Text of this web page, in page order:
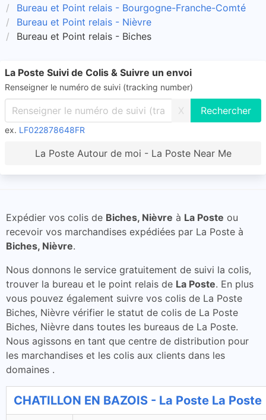
Bureau et Point relais - Bourgogne-Franche-Comté
Bureau et Point relais - Nièvre
Bureau et Point relais - Biches
La Poste Suivi de Colis & Suivre un envoi
Renseigner le numéro de suivi (tracking number)
X
ex. LF022878648FR
La Poste Autour de moi - La Poste Near Me
Expédier vos colis de Biches, Nièvre à La Poste ou
recevoir vos marchandises expédiées par La Poste à
Biches, Nièvre.
Nous donnons le service gratuitement de suivi la colis,
trouver la bureau et le point relais de La Poste. En plus
vous pouvez également suivre vos colis de La Poste
Biches, Nièvre vérifier le statut de colis de La Poste
Biches, Nièvre dans toutes les bureaus de La Poste.
Nous agissons en tant que centre de distribution pour
les marchandises et les colis aux clients dans les
domaines .
CHATILLON EN BAZOIS - La Poste La Poste